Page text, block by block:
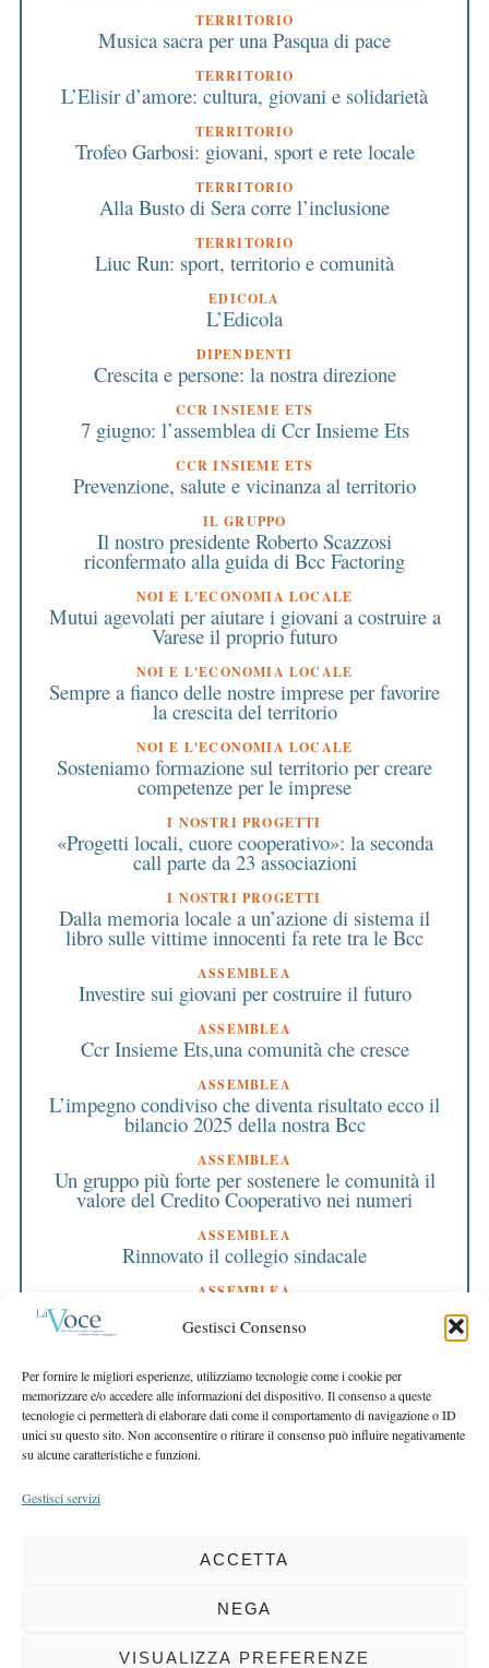
Gestisci Consenso
Per fornire le migliori esperienze, utilizziamo tecnologie come i cookie per
memorizzare e/o accedere alle informazioni del dispositivo. Il consenso a queste
tecnologie ci permetterà di elaborare dati come il comportamento di navigazione o ID
unici su questo sito. Non acconsentire o ritirare il consenso può influire negativamente
su alcune caratteristiche e funzioni.
Gestisci servizi
ACCETTA
NEGA
VISUALIZZA PREFERENZE
TERRITORIO
Musica sacra per una Pasqua di pace
TERRITORIO
L’Elisir d’amore: cultura, giovani e solidarietà
TERRITORIO
Trofeo Garbosi: giovani, sport e rete locale
TERRITORIO
Alla Busto di Sera corre l’inclusione
TERRITORIO
Liuc Run: sport, territorio e comunità
EDICOLA
L’Edicola
DIPENDENTI
Crescita e persone: la nostra direzione
CCR INSIEME ETS
7 giugno: l’assemblea di Ccr Insieme Ets
CCR INSIEME ETS
Prevenzione, salute e vicinanza al territorio
IL GRUPPO
Il nostro presidente Roberto Scazzosi
riconfermato alla guida di Bcc Factoring
NOI E L'ECONOMIA LOCALE
Mutui agevolati per aiutare i giovani a costruire a
Varese il proprio futuro
NOI E L'ECONOMIA LOCALE
Sempre a fianco delle nostre imprese per favorire
la crescita del territorio
NOI E L'ECONOMIA LOCALE
Sosteniamo formazione sul territorio per creare
competenze per le imprese
I NOSTRI PROGETTI
«Progetti locali, cuore cooperativo»: la seconda
call parte da 23 associazioni
I NOSTRI PROGETTI
Dalla memoria locale a un’azione di sistema il
libro sulle vittime innocenti fa rete tra le Bcc
ASSEMBLEA
Investire sui giovani per costruire il futuro
ASSEMBLEA
Ccr Insieme Ets,una comunità che cresce
ASSEMBLEA
L’impegno condiviso che diventa risultato ecco il
bilancio 2025 della nostra Bcc
ASSEMBLEA
Un gruppo più forte per sostenere le comunità il
valore del Credito Cooperativo nei numeri
ASSEMBLEA
Rinnovato il collegio sindacale
ASSEMBLEA
Bilancio approvato all’unanimità e 2 milioni
destinati al territorio
EDITORIALE DIRETTORE
Crescere restando riconoscibili
EDITORIALE PRESIDENTE
Costruire futuro insieme
COPYRIGHT 2025 LA VOCE |PRIVACY
BCC DI BUSTO GAROLFO E BUGUGGIATE